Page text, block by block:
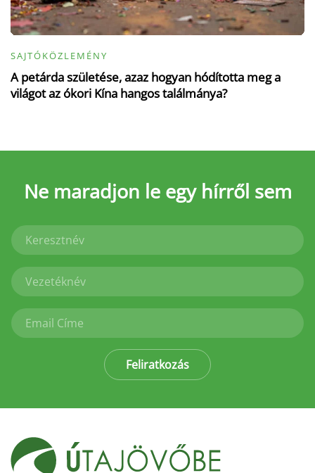
SAJTÓKÖZLEMÉNY
A petárda születése, azaz hogyan hódította meg a
világot az ókori Kína hangos találmánya?
Ne maradjon le egy hírről sem
Feliratkozás